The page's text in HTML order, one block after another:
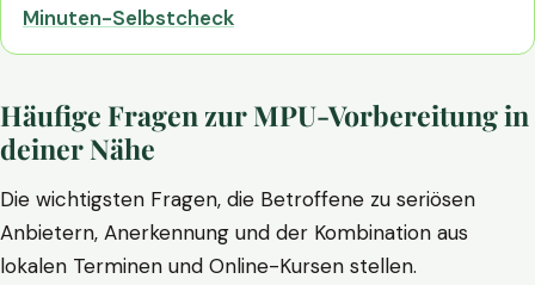
Minuten-Selbstcheck
Häufige Fragen zur MPU-Vorbereitung in
deiner Nähe
Die wichtigsten Fragen, die Betroffene zu seriösen
Anbietern, Anerkennung und der Kombination aus
lokalen Terminen und Online-Kursen stellen.